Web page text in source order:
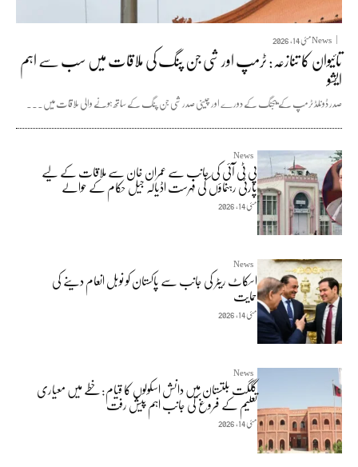
Newsمئی 14, 2026
تائیوان کا تنازعہ: ٹرمپ اور شی جن پنگ کی ملاقات میں سب سے اہم
ایشو
صدر ڈونلڈ ٹرمپ کے بیجنگ کے دورے اور چینی صدر شی جن پنگ کے ساتھ ہونے والی ملاقات میں...
News
پی ٹی آئی کی جانب سے عمران خان سے ملاقات کے لیے
پارٹی رہنماؤں کی فہرست اڈیالہ جیل حکام کے حوالے
مئی 14, 2026
News
اسکاٹ ریٹر کی جانب سے پاکستان کو نوبل انعام دینے کی
حمایت
مئی 14, 2026
News
گلگت بلتستان میں دانش اسکولوں کا قیام: خطے میں معیاری
تعلیم کے فروغ کی جانب اہم پیش رفت
مئی 14, 2026